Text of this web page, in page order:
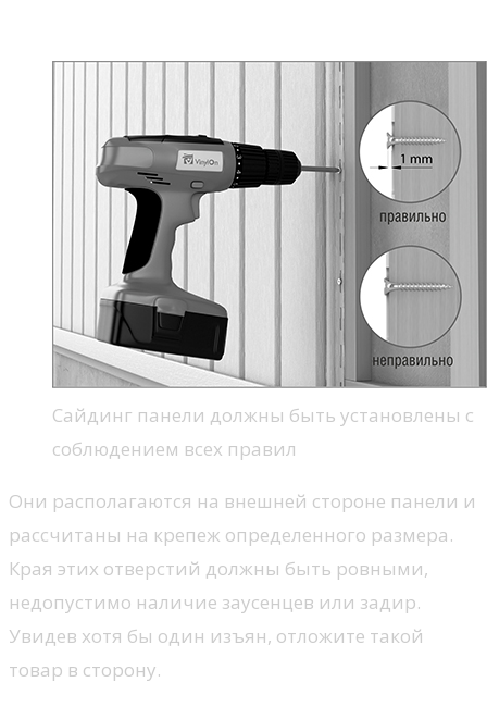
Сайдинг панели должны быть установлены с
соблюдением всех правил
Они располагаются на внешней стороне панели и
рассчитаны на крепеж определенного размера.
Края этих отверстий должны быть ровными,
недопустимо наличие заусенцев или задир.
Увидев хотя бы один изъян, отложите такой
товар в сторону.